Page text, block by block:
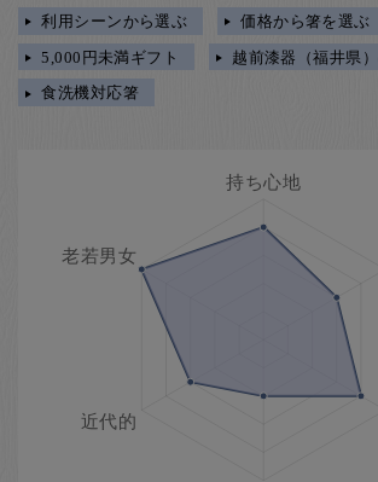
利用シーンから選ぶ
価格から箸を選ぶ
5,000円未満ギフト
越前漆器（福井県
食洗機対応箸